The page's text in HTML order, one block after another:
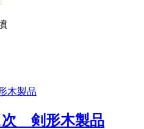
次 剣形木製品